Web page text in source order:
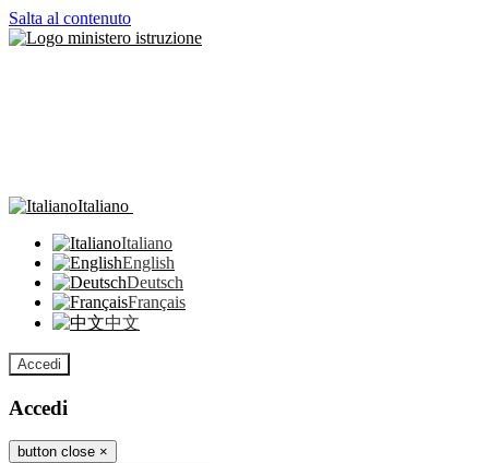
Salta al contenuto
Italiano
Italiano
English
Deutsch
Français
中文
Accedi
Accedi
button close ×